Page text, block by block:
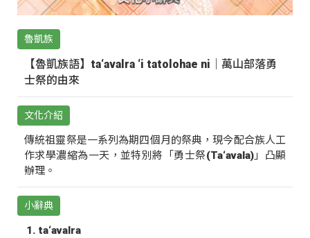
魯凱族
【魯凱族語】ta‘avalra ‘i tatolohae ni｜萬山部落勇
士祭的由來
文化介紹
傳統祖靈祭是一系列為期四個月的祭典，現今配合族人工
作求學濃縮為一天，並特別將「勇士祭(Ta‘avala)」凸顯
辦理。
小辭典
ta‘avalra